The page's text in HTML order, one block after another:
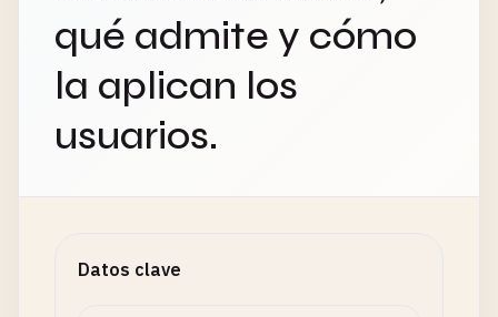
qué admite y cómo
la aplican los
usuarios.
Datos clave